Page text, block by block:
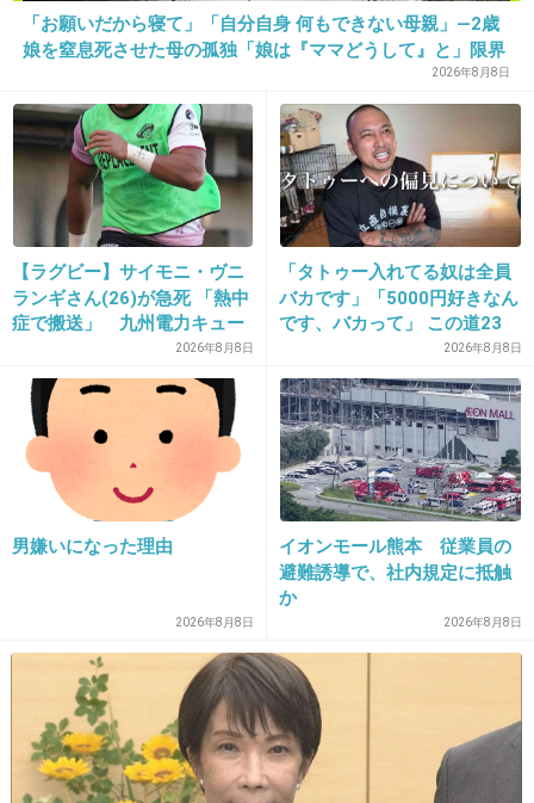
＞なんかよくわからないけど、支配人とメンバ
ーを兼任することになりました
↑世間の方が訳が分からないと思ってるよ
+35
12. 匿名 2013/04/29(月) 19:20:08
嫌い！
可愛くないし、でしゃばるし！
13. 匿名 2013/04/29(月) 19:20:20
スキャンダル起こして出世するなんて納得でき
ない
2013/04/29(月) 19:20:36
さしこは大物になりそう
出典：mantan-web.jp
「お願いだから寝て」「自分自身 何もできない母親」―2歳
娘を窒息死させた母の孤独「娘は『ママどうして』と」限界
2026年8月8日
【ラグビー】サイモニ・ヴニ
ランギさん(26)が急死 「熱中
症で搬送」 九州電力キュー
デンヴォルテクスで練習中
2026年8月8日
「タトゥー入れてる奴は全員
バカです」「5000円好きなん
です、バカって」 この道23
年の彫り師YouTuberの動画
が話題
2026年8月8日
男嫌いになった理由
2026年8月8日
イオンモール熊本 従業員の
避難誘導で、社内規定に抵触
か
2026年8月8日